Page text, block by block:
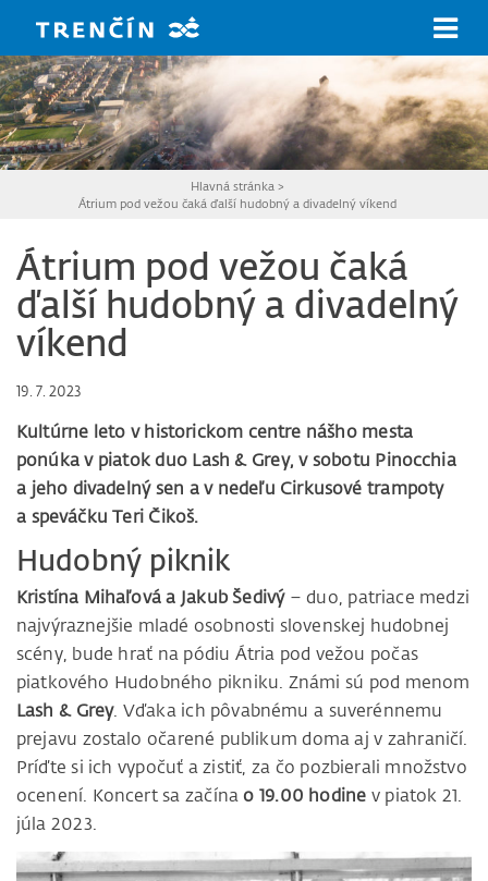
Hlavná stránka >
Átrium pod vežou čaká ďalší hudobný a divadelný víkend
Átrium pod vežou čaká
ďalší hudobný a divadelný
víkend
19. 7. 2023
Kultúrne leto v historickom centre nášho mesta
ponúka v piatok duo Lash & Grey, v sobotu Pinocchia
a jeho divadelný sen a v nedeľu Cirkusové trampoty
a speváčku Teri Čikoš.
Hudobný piknik
Kristína Mihaľová a Jakub Šedivý– duo, patriace medzi
najvýraznejšie mladé osobnosti slovenskej hudobnej
scény, bude hrať na pódiu Átria pod vežou počas
piatkového Hudobného pikniku. Známi sú pod menom
Lash & Grey. Vďaka ich pôvabnému a suverénnemu
prejavu zostalo očarené publikum doma aj v zahraničí.
Príďte si ich vypočuť a zistiť, za čo pozbierali množstvo
ocenení. Koncert sa začína o 19.00 hodine v piatok 21.
júla 2023.